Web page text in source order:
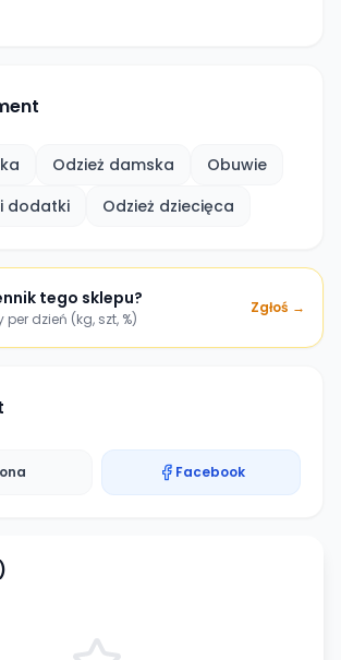
Odzież damska
Obuwie
dodatki
Odzież dziecięca
tego sklepu?
per dzień (kg, szt, %)
Zgłoś →
Facebook
)